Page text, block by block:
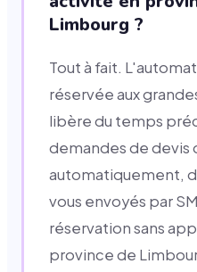
Limbourg ?
Tout à fait.
réservée aux
libère du temps
demandes de devis
automatiquement,
vous envoyés par
réservation sans
province de